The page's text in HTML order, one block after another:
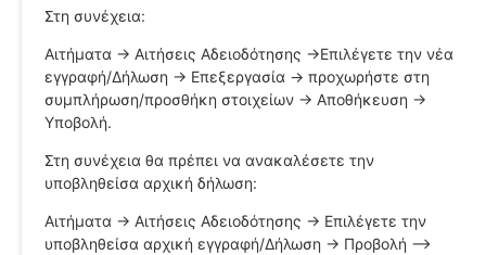
Στη συνέχεια:
Αιτήματα -> Αιτήσεις Αδειοδότησης ->Επιλέγετε την νέα
εγγραφή/Δήλωση -> Επεξεργασία -> προχωρήστε στη
συμπλήρωση/προσθήκη στοιχείων -> Αποθήκευση ->
Υποβολή.
Στη συνέχεια θα πρέπει να ανακαλέσετε την
υποβληθείσα αρχική δήλωση:
Αιτήματα -> Αιτήσεις Αδειοδότησης -> Επιλέγετε την
υποβληθείσα αρχική εγγραφή/Δήλωση -> Προβολή –>